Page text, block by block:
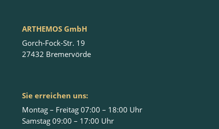
ARTHEMOS GmbH
Gorch-Fock-Str. 19
27432 Bremervörde
Sie erreichen uns:
Montag – Freitag 07:00 – 18:00 Uhr
Samstag 09:00 – 17:00 Uhr